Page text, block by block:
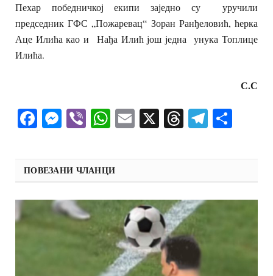
Пехар победничкој екипи заједно су уручили
председник ГФС „Пожаревац“ Зоран Ранђеловић, ћерка
Аце Илића као и Нађа Илић још једна унука Топлице
Илића.
С.С
Facebook
Messenger
ViberWhatsApp
Email
X Threads
ПОВЕЗАНИ ЧЛАНЦИ